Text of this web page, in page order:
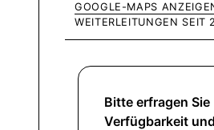
GOOGLE-MAPS
WEITERLEITUNGEN SEIT
Bitte erfragen Sie
Verfügbarkeit